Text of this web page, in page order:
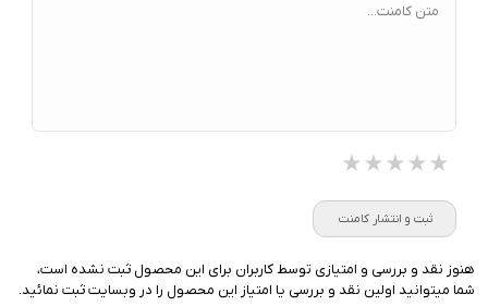
متن کامنت...
★★★★★
★★★★★
★★★★★
ثبت و انتشار کامنت
هنوز نقد و بررسی و امتیازی توسط کاربران برای این محصول ثبت نشده است،
شما میتوانید اولین نقد و بررسی یا امتیاز این محصول را در وبسایت ثبت نمائید.